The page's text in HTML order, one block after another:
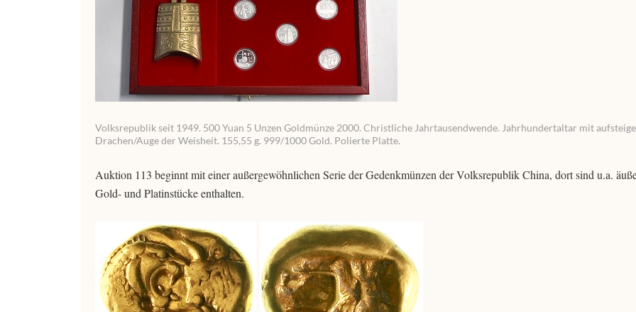
Volksrepublik seit 1949. 500 Yuan 5 Unzen Goldmünze 2000. Christliche Jahrtausendwende. Jahrhundertaltar mit
Drachen/Auge der Weisheit. 155,55 g. 999/1000 Gold. Polierte Platte.
Auktion 113 beginnt mit einer außergewöhnlichen Serie der Gedenkmünzen der Volksrepublik China, dort sind u.a.
Gold- und Platinstücke enthalten.